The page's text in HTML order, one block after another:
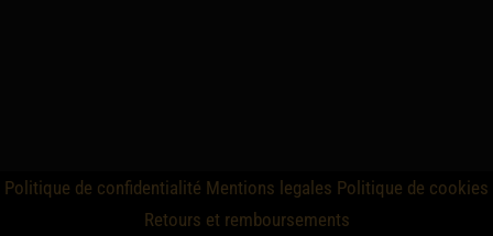
Politique de confidentialité Mentions legales Politique de cookies
Retours et remboursements